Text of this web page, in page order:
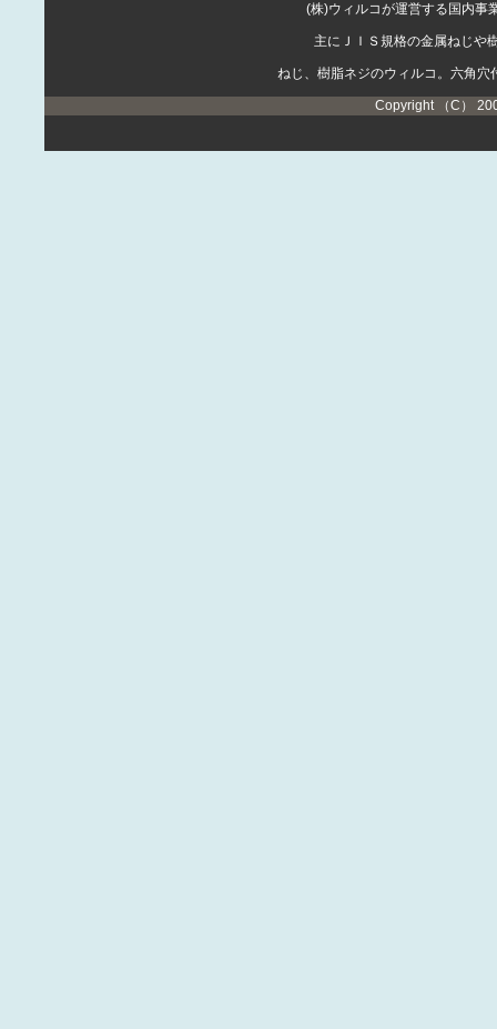
(株)ウィルコが運営する国内事
主にＪＩＳ規格の金属ねじや
ねじ、樹脂ネジのウィルコ。六角穴
Copyright （C）